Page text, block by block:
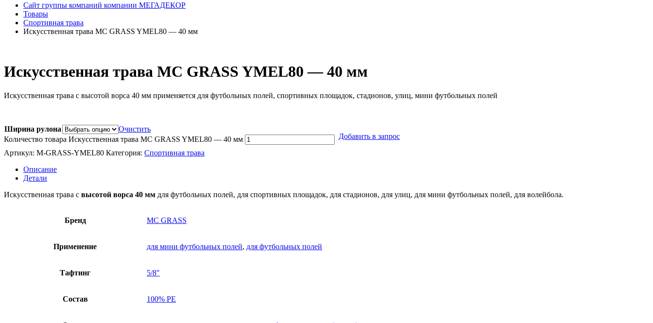
Сайт группы компаний компании МЕГАДЕКОР
Товары
Спортивная трава
Искусственная трава MC GRASS YMEL80 — 40 мм
Искусственная трава MC GRASS YMEL80 — 40 мм
Искусственная трава с высотой ворса 40 мм применяется для футбольных полей, спортивных площадок, стадионов, улиц, мини футбольных полей
Ширина рулона
Очистить
Количество товара Искусственная трава MC GRASS YMEL80 — 40 мм
Добавить в запрос
Артикул: M-GRASS-YMEL80 Категория: Спортивная трава
Описание
Детали
Искусственная трава с высотой ворса 40 мм для футбольных полей, для спортивных площадок, для стадионов, для улиц, для мини футбольных полей, для волейбола.
Бренд MC GRASS
Применение для мини футбольных полей, для футбольных полей
Тафтинг 5/8"
Состав 100% PE